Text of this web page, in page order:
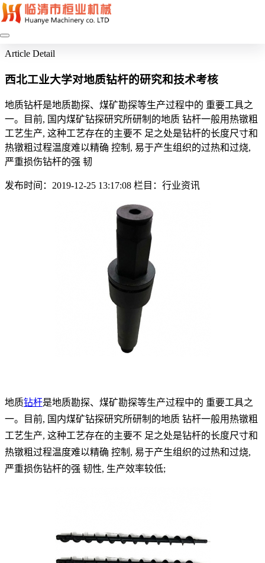
Article Detail
西北工业大学对地质钻杆的研究和技术考核
地质钻杆是地质勘探、煤矿勘探等生产过程中的 重要工具之
一。目前, 国内煤矿钻探研究所研制的地质 钻杆一般用热镦粗
工艺生产, 这种工艺存在的主要不 足之处是钻杆的长度尺寸和
热镦粗过程温度难以精确 控制, 易于产生组织的过热和过烧,
严重损伤钻杆的强 韧
发布时间：2019-12-25 13:17:08 栏目：行业资讯
地质钻杆是地质勘探、煤矿勘探等生产过程中的 重要工具之
一。目前, 国内煤矿钻探研究所研制的地质 钻杆一般用热镦粗
工艺生产, 这种工艺存在的主要不 足之处是钻杆的长度尺寸和
热镦粗过程温度难以精确 控制, 易于产生组织的过热和过烧,
严重损伤钻杆的强 韧性, 生产效率较低;